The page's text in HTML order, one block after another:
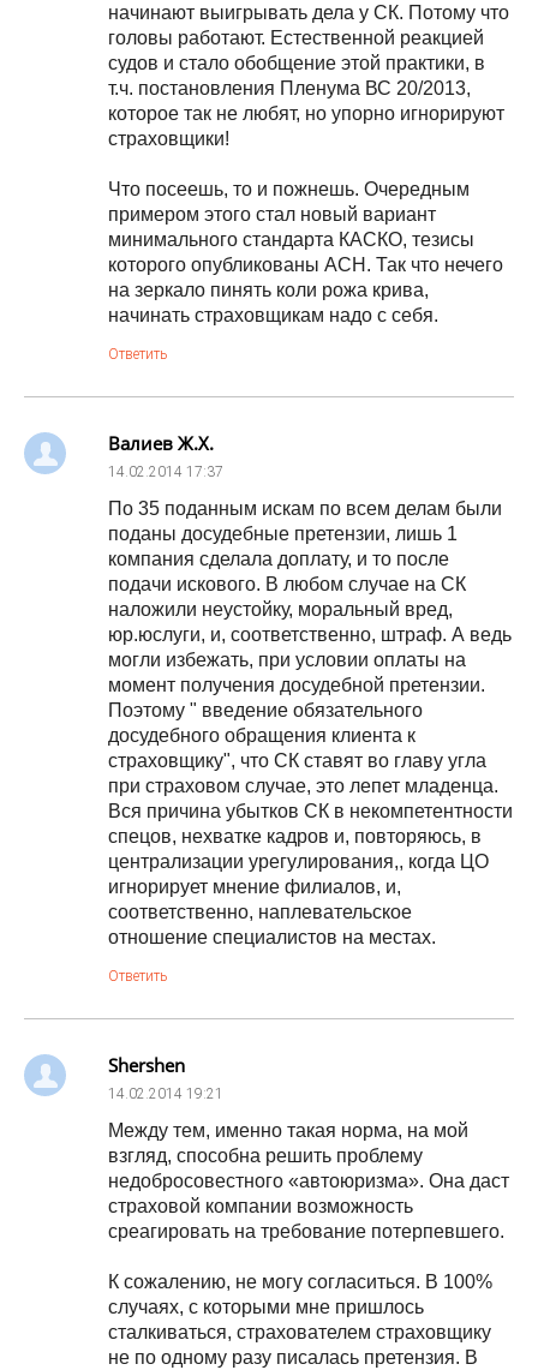
начинают выигрывать дела у СК. Потому что
головы работают. Естественной реакцией
судов и стало обобщение этой практики, в
т.ч. постановления Пленума ВС 20/2013,
которое так не любят, но упорно игнорируют
страховщики!
Что посеешь, то и пожнешь. Очередным
примером этого стал новый вариант
минимального стандарта КАСКО, тезисы
которого опубликованы АСН. Так что нечего
на зеркало пинять коли рожа крива,
начинать страховщикам надо с себя.
Ответить
Валиев Ж.Х.
14.02.2014 17:37
По 35 поданным искам по всем делам были
поданы досудебные претензии, лишь 1
компания сделала доплату, и то после
подачи искового. В любом случае на СК
наложили неустойку, моральный вред,
юр.юслуги, и, соответственно, штраф. А ведь
могли избежать, при условии оплаты на
момент получения досудебной претензии.
Поэтому " введение обязательного
досудебного обращения клиента к
страховщику", что СК ставят во главу угла
при страховом случае, это лепет младенца.
Вся причина убытков СК в некомпетентности
спецов, нехватке кадров и, повторяюсь, в
централизации урегулирования,, когда ЦО
игнорирует мнение филиалов, и,
соответственно, наплевательское
отношение специалистов на местах.
Ответить
Shershen
14.02.2014 19:21
Между тем, именно такая норма, на мой
взгляд, способна решить проблему
недобросовестного «автоюризма». Она даст
страховой компании возможность
среагировать на требование потерпевшего.
К сожалению, не могу согласиться. В 100%
случаях, с которыми мне пришлось
сталкиваться, страхователем страховщику
не по одному разу писалась претензия. В